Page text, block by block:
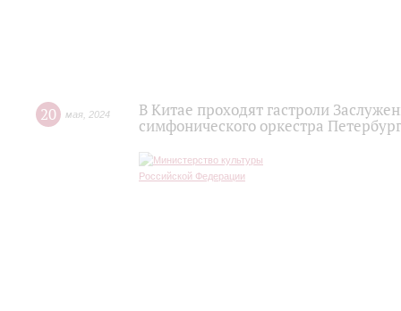
20 мая 2024
В Китае проходят гастроли
симфонического оркестра